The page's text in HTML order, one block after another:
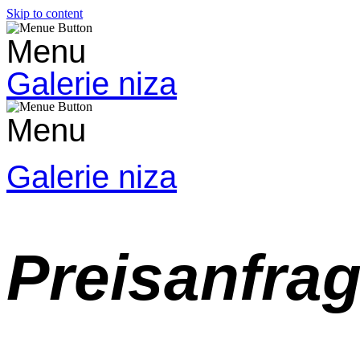
Skip to content
Menu
Galerie niza
Menu
Galerie niza